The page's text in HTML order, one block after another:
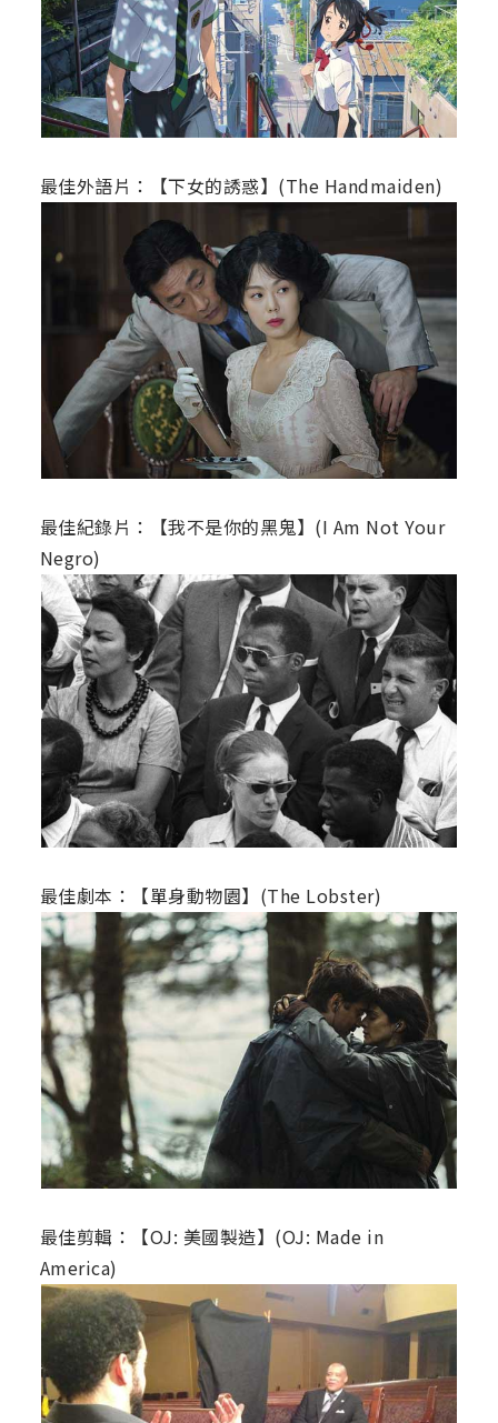
最佳外語片：【下女的誘惑】(The Handmaiden)
最佳紀錄片：【我不是你的黑鬼】(I Am Not Your
Negro)
最佳劇本：【單身動物園】(The Lobster)
最佳剪輯：【OJ: 美國製造】(OJ: Made in
America)